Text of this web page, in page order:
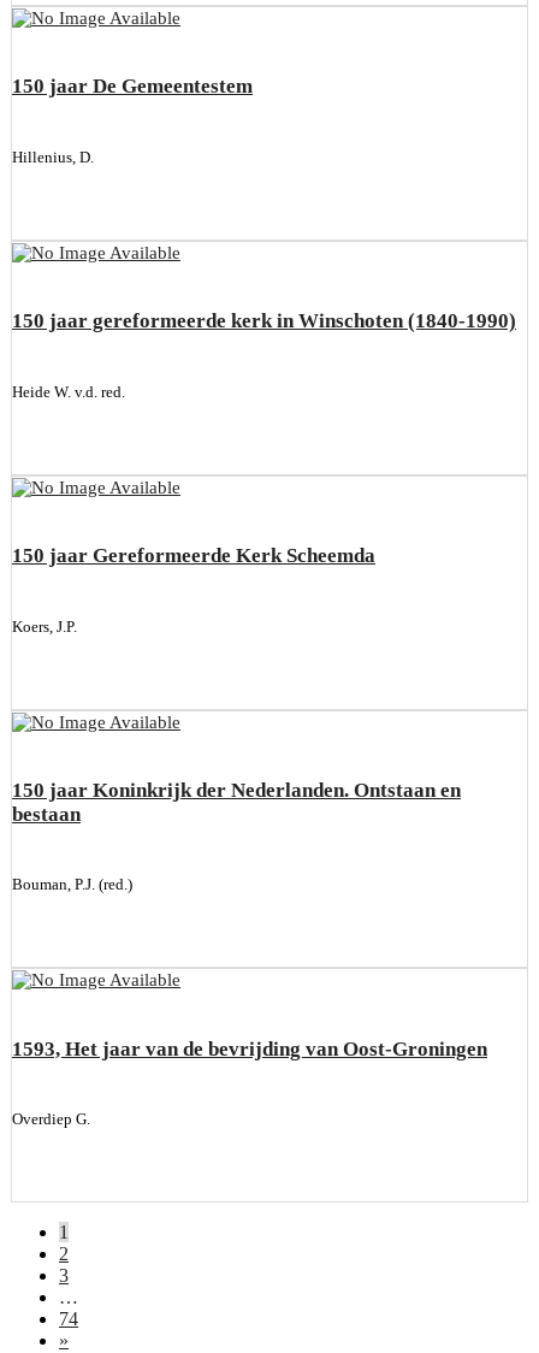
150 jaar De Gemeentestem
Hillenius, D.
150 jaar gereformeerde kerk in Winschoten (1840-1990)
Heide W. v.d. red.
150 jaar Gereformeerde Kerk Scheemda
Koers, J.P.
150 jaar Koninkrijk der Nederlanden. Ontstaan en
bestaan
Bouman, P.J. (red.)
1593, Het jaar van de bevrijding van Oost-Groningen
Overdiep G.
1
2
3
…
74
»